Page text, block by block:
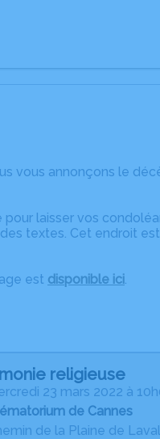
vous annonçons le
laisser vos
textes. Cet endroit
est disponible ici.
religieuse
23 mars 2022 à
de Cannes
de la Plaine de